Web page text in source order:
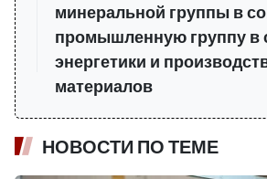
минеральной группы в
промышленную группу в
энергетики и
материалов
НОВОСТИ ПО ТЕМЕ